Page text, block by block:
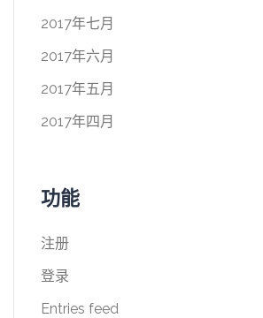
2017年七月
2017年六月
2017年五月
2017年四月
功能
注册
登录
Entries feed